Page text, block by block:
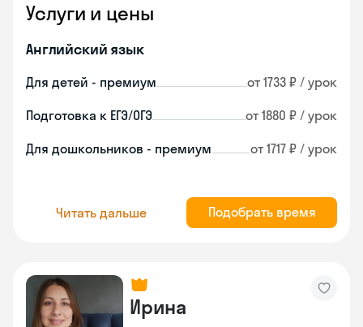
Услуги и цены
Английский язык
Для детей - премиум от 1733 ₽ / урок
Подготовка к ЕГЭ/ОГЭ от 1880 ₽ / урок
Для дошкольников - премиум от 1717 ₽ / урок
Читать дальше Подобрать время
Ирина